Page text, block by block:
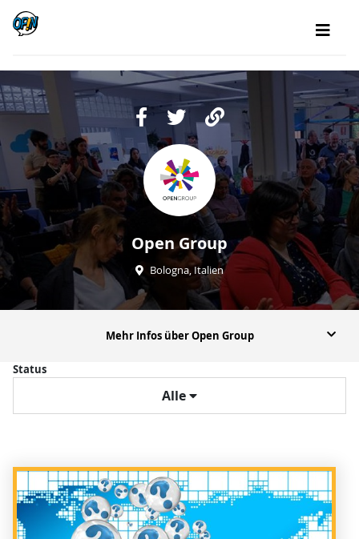
Open Group
Bologna, Italien
Mehr Infos über Open Group
Status
Alle